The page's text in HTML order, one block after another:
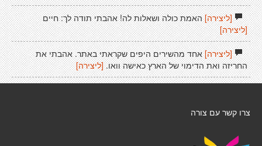
[ליצירה]האמת כולה ושאלות לה! אהבתי תודה לך: חיים
[ליצירה]
[ליצירה]אחד מהשירים היפים שקראתי באתר. אהבתי את
החריזה ואת הדימוי של הארץ כאישה וואו. [ליצירה]
צרו קשר עם צורה